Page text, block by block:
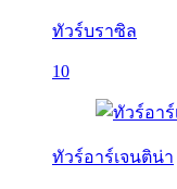
ทัวร์บราซิล
10
ทัวร์อาร์เจนติน่า